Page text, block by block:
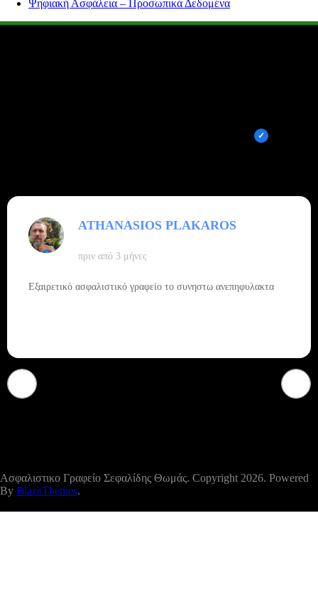
Ψηφιακή Ασφάλεια – Προσωπικά Δεδομένα
ATHANASIOS PLAKAROS
πριν από 3 μήνες
Εξαιρετικό ασφαλιστικό γραφείο το συνηστω ανεπηφυλακτα
Ασφαλιστικο Γραφείο Σεφαλίδης Θωμάς. Copyright 2026. Powered
By BlazeThemes.